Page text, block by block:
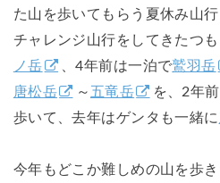
た山を歩いてもらう夏休み山
チャレンジ山行をしてきたつ
ノ岳
、4年前は一泊で鷲羽岳
唐松岳
～ 五竜岳 を、2年
歩いて、去年はゲンタも一緒に
今年もどこか難しめの山を歩